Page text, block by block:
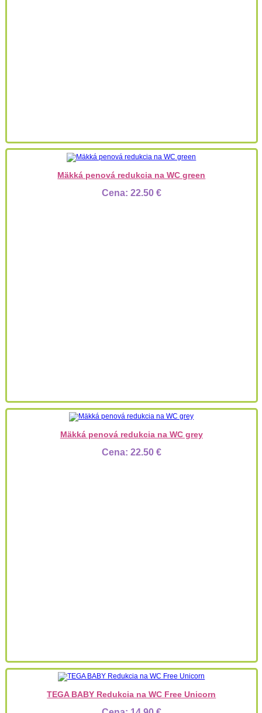
Mäkká penová redukcia na WC green
Cena: 22.50 €
Mäkká penová redukcia na WC grey
Cena: 22.50 €
TEGA BABY Redukcia na WC Free Unicorn